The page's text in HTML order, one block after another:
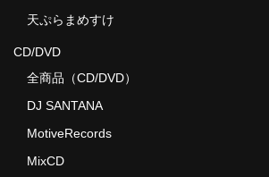
天ぷらまめすけ
CD/DVD
全商品（CD/DVD）
DJ SANTANA
MotiveRecords
MixCD